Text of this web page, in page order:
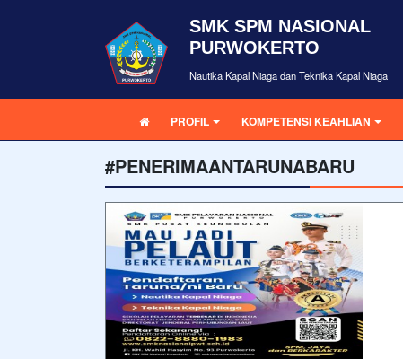
SMK SPM NASIONAL
PURWOKERTO
Nautika Kapal Niaga dan Teknika Kapal Niaga
PROFIL KOMPETENSI KEAHLIAN
#PENERIMAANTARUNABARU